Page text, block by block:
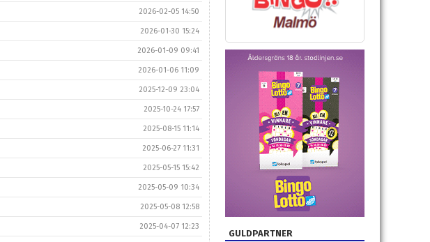
2026-02-05 14:50
2026-01-30 15:24
2026-01-09 09:41
2026-01-06 11:09
2025-12-09 23:04
2025-10-24 17:57
2025-08-15 11:14
2025-06-27 11:31
2025-05-15 15:42
2025-05-09 10:34
2025-05-08 12:58
2025-04-07 12:23
GULDPARTNER